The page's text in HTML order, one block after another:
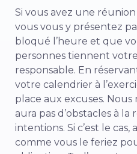
Si vous avez une
vous vous y présentez
bloqué l’heure et que
personnes tiennent
responsable. En
votre calendrier à
place aux excuses. Nous
aura pas d’obstacles à la
intentions. Si c’est le
comme vous le feriez